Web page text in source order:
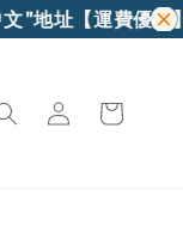
"地址【運費優惠